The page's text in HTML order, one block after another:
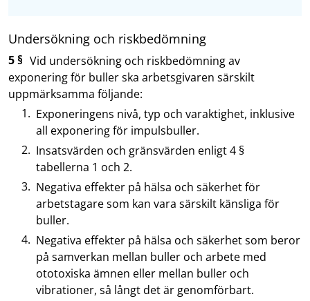
Undersökning och riskbedömning
5 § Vid undersökning och riskbedömning av
exponering för buller ska arbetsgivaren särskilt
uppmärksamma följande:
Exponeringens nivå, typ och varaktighet, inklusive
all exponering för impulsbuller.
Insatsvärden och gränsvärden enligt 4 §
tabellerna 1 och 2.
Negativa effekter på hälsa och säkerhet för
arbetstagare som kan vara särskilt känsliga för
buller.
Negativa effekter på hälsa och säkerhet som beror
på samverkan mellan buller och arbete med
ototoxiska ämnen eller mellan buller och
vibrationer, så långt det är genomförbart.